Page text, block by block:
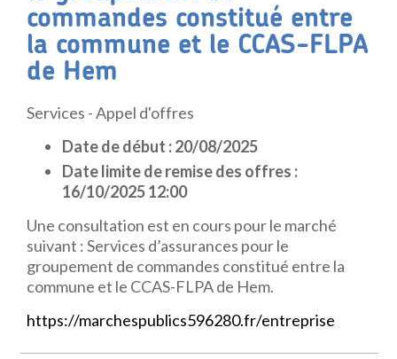
commandes constitué entre
la commune et le CCAS-FLPA
de Hem
Services - Appel d'offres
Date de début : 20/08/2025
Date limite de remise des offres :
16/10/2025 12:00
Une consultation est en cours pour le marché
suivant : Services d’assurances pour le
groupement de commandes constitué entre la
commune et le CCAS-FLPA de Hem.
https://marchespublics596280.fr/entreprise